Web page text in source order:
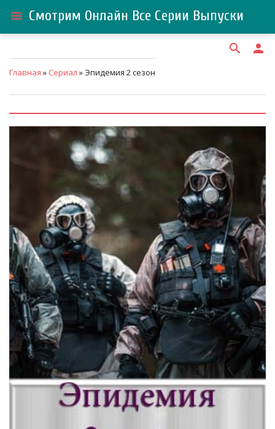
menu Смотрим Онлайн Все Серии Выпуски
search person
Главная » Сериал » Эпидемия 2 сезон